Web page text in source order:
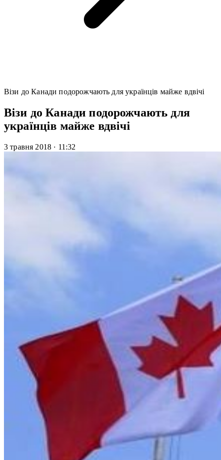
Візи до Канади подорожчають для українців майже вдвічі
Візи до Канади подорожчають для
українців майже вдвічі
3 травня 2018 · 11:32